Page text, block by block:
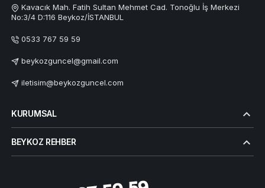
Kavacık Mah. Fatih Sultan Mehmet Cad. Tonoğlu İş Merkezi
No:3/4 D:116 Beykoz/İSTANBUL
0533 767 59 59
beykozguncel@gmail.com
iletisim@beykozguncel.com
KURUMSAL
BEYKOZ REHBER